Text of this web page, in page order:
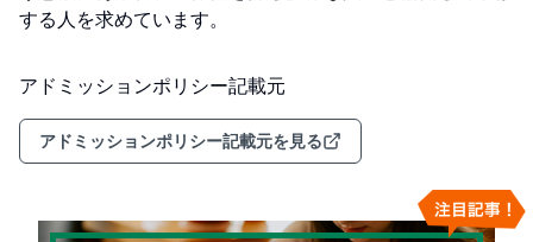
する人を求めています。
アドミッションポリシー記載元
アドミッションポリシー記載元を見る